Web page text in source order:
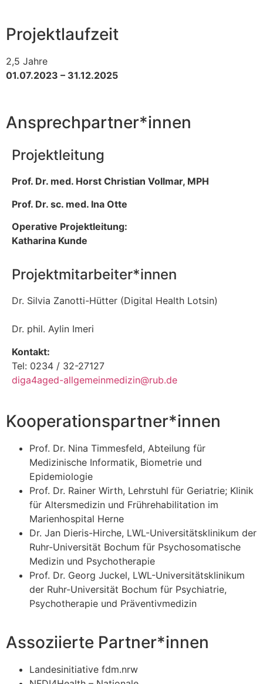
Projektlaufzeit
2,5 Jahre
01.07.2023 – 31.12.2025
Ansprechpartner*innen
Projektleitung
Prof. Dr. med. Horst Christian Vollmar, MPH
Prof. Dr. sc. med. Ina Otte
Operative Projektleitung:
Katharina Kunde
Projektmitarbeiter*innen
Dr. Silvia Zanotti-Hütter (Digital Health Lotsin)
Dr. phil. Aylin Imeri
Kontakt:
Tel: 0234 / 32-27127
diga4aged-allgemeinmedizin@rub.de
Kooperationspartner*innen
Prof. Dr. Nina Timmesfeld, Abteilung für
Medizinische Informatik, Biometrie und
Epidemiologie
Prof. Dr. Rainer Wirth, Lehrstuhl für Geriatrie; Klinik
für Altersmedizin und Frührehabilitation im
Marienhospital Herne
Dr. Jan Dieris-Hirche, LWL-Universitätsklinikum der
Ruhr-Universität Bochum für Psychosomatische
Medizin und Psychotherapie
Prof. Dr. Georg Juckel, LWL-Universitätsklinikum
der Ruhr-Universität Bochum für Psychiatrie,
Psychotherapie und Präventivmedizin
Assoziierte Partner*innen
Landesinitiative fdm.nrw